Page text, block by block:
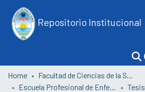
Repositorio Institucional
Home
Facultad de Ciencias de la Salud
Escuela Profesional de Enfermería
Tesis